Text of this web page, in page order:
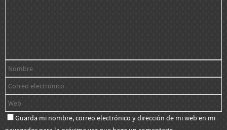
Guarda mi nombre, correo electrónico y dirección de mi web en mi